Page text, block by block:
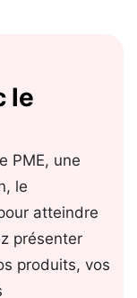
ET
– GAMS –
féminin
le
PME, une
le
atteindre
présenter
produits, vos